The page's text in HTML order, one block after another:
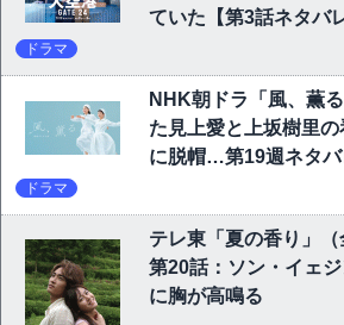
ていた【第3話ネタバ
ドラマ
NHK朝ドラ「風、薫
た見上愛と上坂樹里
に脱帽…第19週ネタ
ドラマ
テレ東「夏の香り」
第20話：ソン・イェ
に胸が高鳴る